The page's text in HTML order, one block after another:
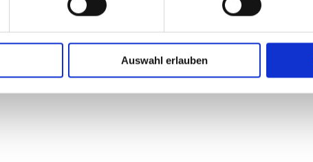
Auswahl erlauben